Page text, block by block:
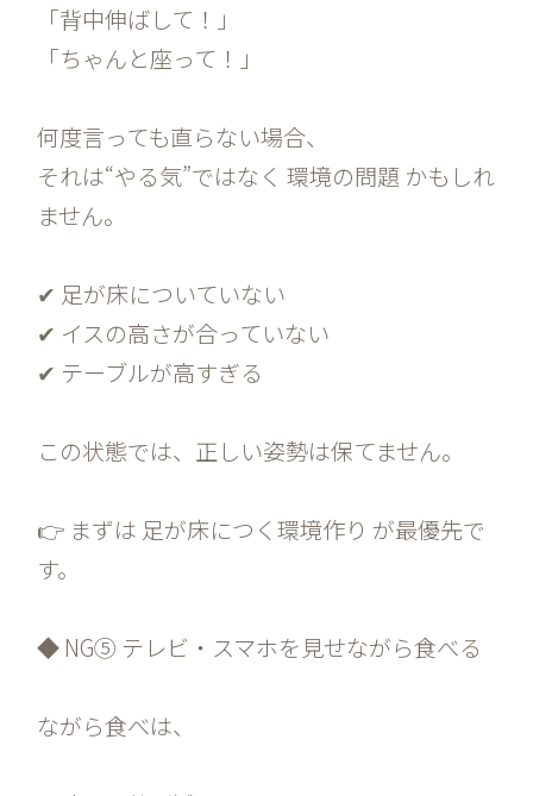
「背中伸ばして！」
「ちゃんと座って！」
何度言っても直らない場合、
それは“やる気”ではなく 環境の問題 かもしれ
ません。
✔ 足が床についていない
✔ イスの高さが合っていない
✔ テーブルが高すぎる
この状態では、正しい姿勢は保てません。
👉 まずは 足が床につく環境作り が最優先で
す。
◆ NG⑤ テレビ・スマホを見せながら食べる
ながら食べは、